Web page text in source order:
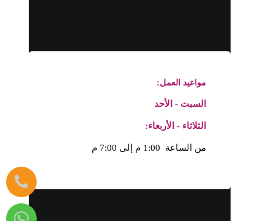
مواعيد العمل:
السبت - الأحد
الثلاثاء - الأربعاء:
من الساعة 1:00 م إلى 7:00 م